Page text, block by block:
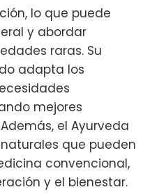
lo que puede
y abordar
raras. Su
adapta los
mejores
el Ayurveda
que pueden
convencional,
y el bienestar.